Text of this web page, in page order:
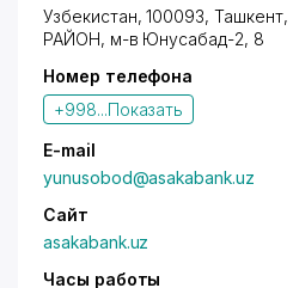
Узбекистан, 100093, Ташкент,
РАЙОН, м-в Юнусабад-2, 8
Номер телефона
+998...Показать
E-mail
yunusоbоd@asakabank.uz
Сайт
asakabank.uz
Часы работы